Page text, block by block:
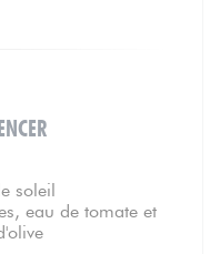
soleil
eau de tomate et